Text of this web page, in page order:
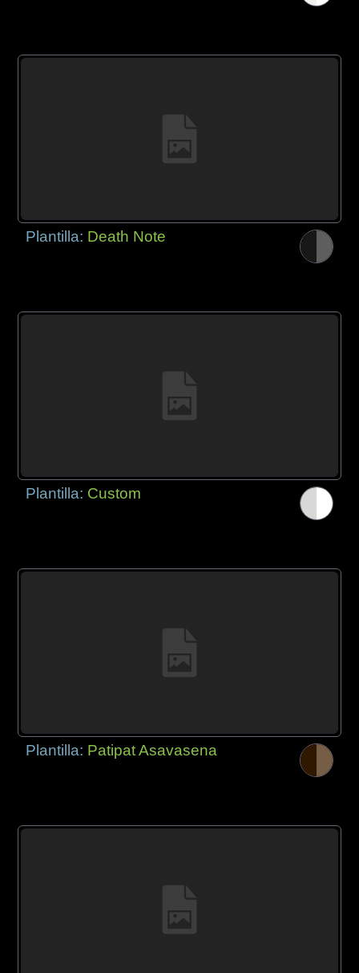
Plantilla: Death Note
Plantilla: Custom
Plantilla: Patipat Asavasena